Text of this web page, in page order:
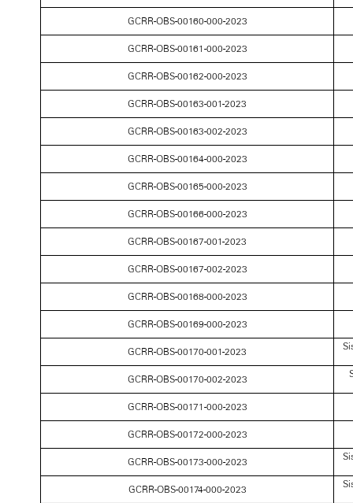
GCRR-OBS-00160-000-2023
GCRR-OBS-00161-000-2023
GCRR-OBS-00162-000-2023
GCRR-OBS-00163-001-2023
GCRR-OBS-00163-002-2023
GCRR-OBS-00164-000-2023
GCRR-OBS-00165-000-2023
GCRR-OBS-00166-000-2023
GCRR-OBS-00167-001-2023
GCRR-OBS-00167-002-2023
GCRR-OBS-00168-000-2023
GCRR-OBS-00169-000-2023
GCRR-OBS-00170-001-2023
GCRR-OBS-00170-002-2023
GCRR-OBS-00171-000-2023
GCRR-OBS-00172-000-2023
GCRR-OBS-00173-000-2023
GCRR-OBS-00174-000-2023